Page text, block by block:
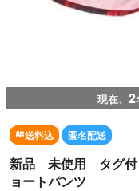
現在、 2
送料込 匿名配送
新品 未使用 タグ
ョートパンツ